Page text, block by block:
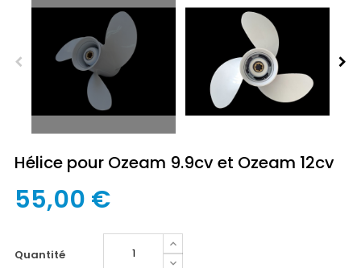
Hélice pour Ozeam 9.9cv et Ozeam 12cv
55,00 €
quantité